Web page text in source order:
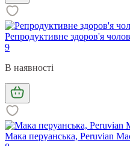
Репродуктивне здоров'я
9
В наявності
Мака перуанська, Peruvian